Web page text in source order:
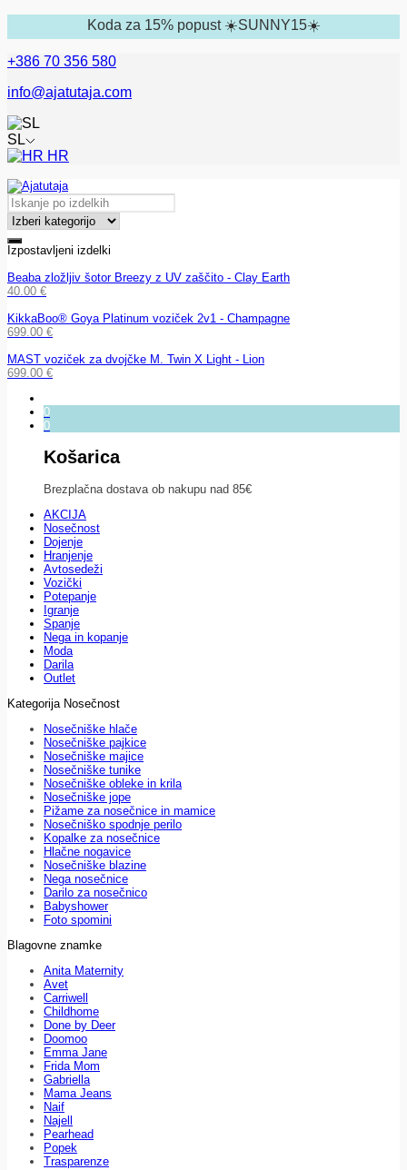
Koda za 15% popust ☀️SUNNY15☀️
+386 70 356 580
info@ajatutaja.com
SL
HR
Izpostavljeni izdelki
Beaba zložljiv šotor Breezy z UV zaščito - Clay Earth
40.00 €
KikkaBoo® Goya Platinum voziček 2v1 - Champagne
699.00 €
MAST voziček za dvojčke M. Twin X Light - Lion
699.00 €
0
0
Košarica
Brezplačna dostava ob nakupu nad 85€
AKCIJA
Nosečnost
Dojenje
Hranjenje
Avtosedeži
Vozički
Potepanje
Igranje
Spanje
Nega in kopanje
Moda
Darila
Outlet
Kategorija Nosečnost
Nosečniške hlače
Nosečniške pajkice
Nosečniške majice
Nosečniške tunike
Nosečniške obleke in krila
Nosečniške jope
Pižame za nosečnice in mamice
Nosečniško spodnje perilo
Kopalke za nosečnice
Hlačne nogavice
Nosečniške blazine
Nega nosečnice
Darilo za nosečnico
Babyshower
Foto spomini
Blagovne znamke
Anita Maternity
Avet
Carriwell
Childhome
Done by Deer
Doomoo
Emma Jane
Frida Mom
Gabriella
Mama Jeans
Naif
Najell
Pearhead
Popek
Trasparenze